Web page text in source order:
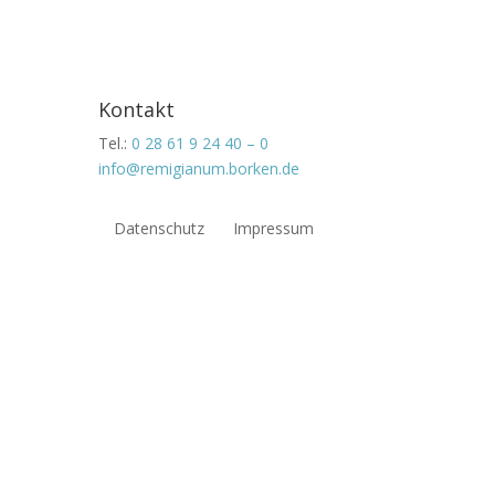
Kontakt
Tel.:0 28 61 9 24 40 – 0
info@remigianum.borken.de
Datenschutz Impressum